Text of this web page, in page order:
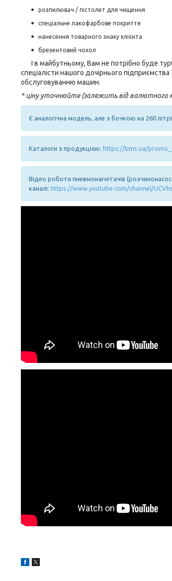
розпилювач / пістолет для чищення
спеціальне лакофарбове покриття
нанесення товарного знаку клієнта
брезентовий чохол
І в майбутньому, Вам не потрібно буде
спеціалісти нашого дочірнього
обслуговуванню машин.
* ціну уточнюйте (залежить від валютного
Є аналогічна модель, але з бочкою на 260
Каталоги з продукцією: https://bms.ua/
Відео роботи пневмонагнітачів
каналі: https://www.youtube.com/channel/